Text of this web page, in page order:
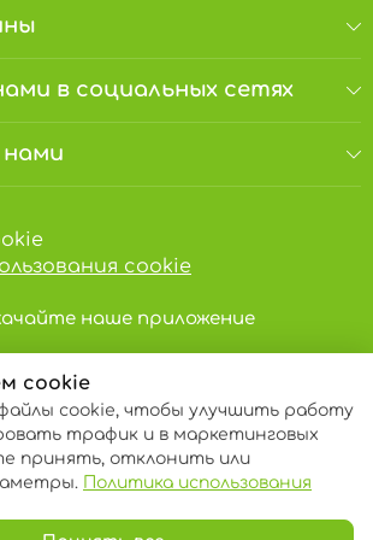
в социальных сетях
нами
cookie
наше приложение
© 2013 – 2026 ECOM
cookie
cookie, чтобы улучшить работу
трафик и в маркетинговых
принять, отклонить или
Политика использования